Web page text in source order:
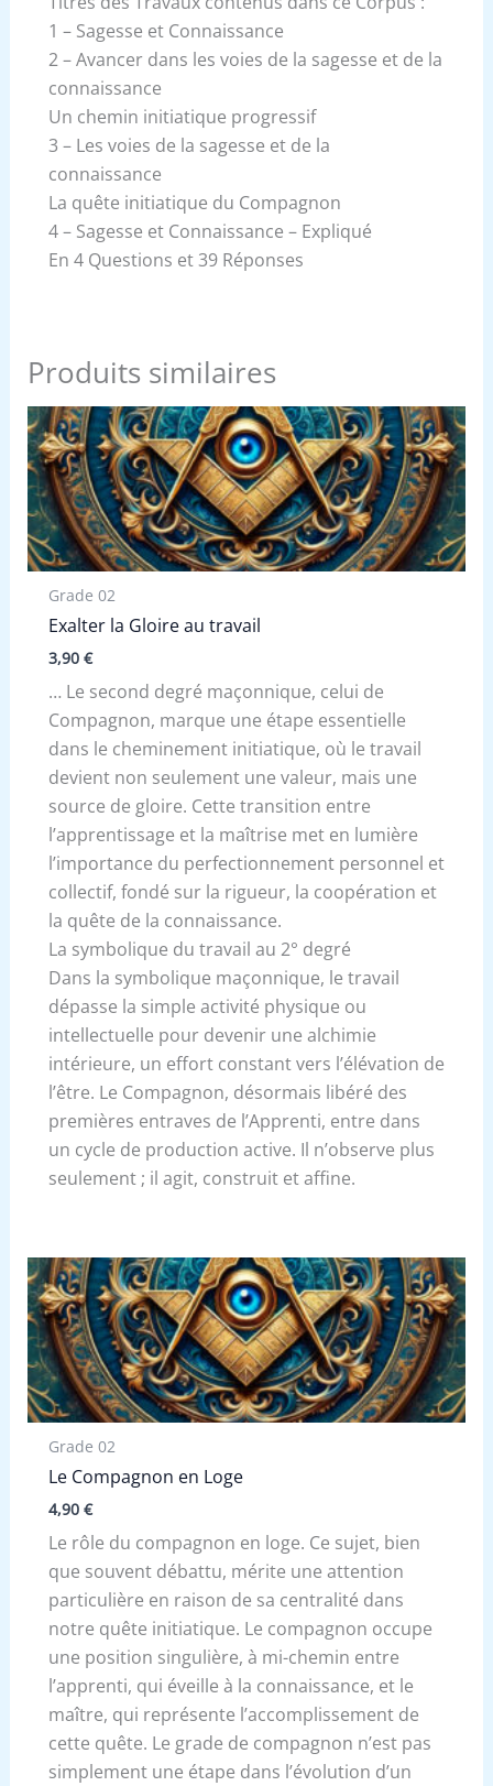
1 – Sagesse et Connaissance
2 – Avancer dans les voies de la sagesse et de la
connaissance
Un chemin initiatique progressif
3 – Les voies de la sagesse et de la
connaissance
La quête initiatique du Compagnon
4 – Sagesse et Connaissance – Expliqué
En 4 Questions et 39 Réponses
Produits similaires
Grade 02
Exalter la Gloire au travail
3,90 €
… Le second degré maçonnique, celui de
Compagnon, marque une étape essentielle
dans le cheminement initiatique, où le travail
devient non seulement une valeur, mais une
source de gloire. Cette transition entre
l’apprentissage et la maîtrise met en lumière
l’importance du perfectionnement personnel et
collectif, fondé sur la rigueur, la coopération et
la quête de la connaissance.
La symbolique du travail au 2° degré
Dans la symbolique maçonnique, le travail
dépasse la simple activité physique ou
intellectuelle pour devenir une alchimie
intérieure, un effort constant vers l’élévation de
l’être. Le Compagnon, désormais libéré des
premières entraves de l’Apprenti, entre dans
un cycle de production active. Il n’observe plus
seulement ; il agit, construit et affine.
Grade 02
Le Compagnon en Loge
4,90 €
Le rôle du compagnon en loge. Ce sujet, bien
que souvent débattu, mérite une attention
particulière en raison de sa centralité dans
notre quête initiatique. Le compagnon occupe
une position singulière, à mi-chemin entre
l’apprenti, qui éveille à la connaissance, et le
maître, qui représente l’accomplissement de
cette quête. Le grade de compagnon n’est pas
simplement une étape dans l’évolution d’un